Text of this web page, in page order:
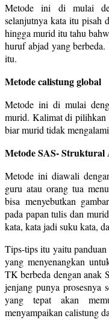
Metode ini di mulai
selanjutnya kata itu pisah
hingga murid itu tahu
huruf abjad yang
itu.
Metode calistung global
Metode ini di mulai
murid. Kalimat di pilihkan
biar murid tidak
Metode SAS- Struktural
Metode ini diawali
guru atau orang tua
bisa menyebutkan
pada papan tulis dan
kata, kata jadi suku kata,
Tips-tips itu yaitu
yang menyenangkan
TK berbeda dengan anak
jenjang punya prosesnya
yang tepat akan
menyampaikan calistung